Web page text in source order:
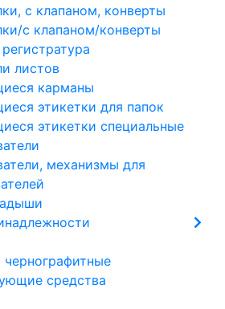
с клапаном, конверты
с клапаном/конверты
листов
карманы
этикетки для папок
этикетки специальные
механизмы для
средства